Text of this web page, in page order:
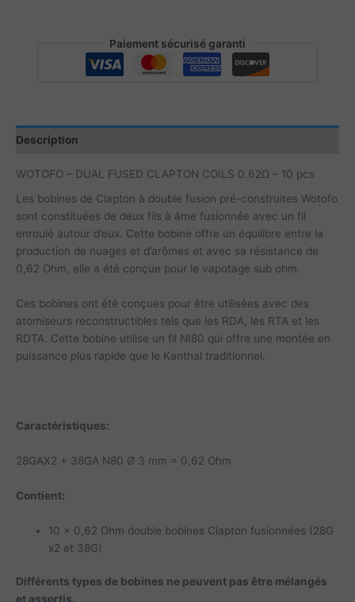
Paiement sécurisé garanti
Description
WOTOFO – DUAL FUSED CLAPTON COILS 0.62Ω – 10 pcs
Les bobines de Clapton à double fusion pré-construites Wotofo
sont constituées de deux fils à âme fusionnée avec un fil
enroulé autour d’eux. Cette bobine offre un équilibre entre la
production de nuages et d’arômes et avec sa résistance de
0,62 Ohm, elle a été conçue pour le vapotage sub ohm.
Ces bobines ont été conçues pour être utilisées avec des
atomiseurs reconstructibles tels que les RDA, les RTA et les
RDTA. Cette bobine utilise un fil NI80 qui offre une montée en
puissance plus rapide que le Kanthal traditionnel.
Caractéristiques:
28GAX2 + 38GA N80 Ø 3 mm = 0,62 Ohm
Contient:
10 x 0,62 Ohm double bobines Clapton fusionnées (28G
x2 et 38G)
Différents types de bobines ne peuvent pas être mélangés
et assortis.